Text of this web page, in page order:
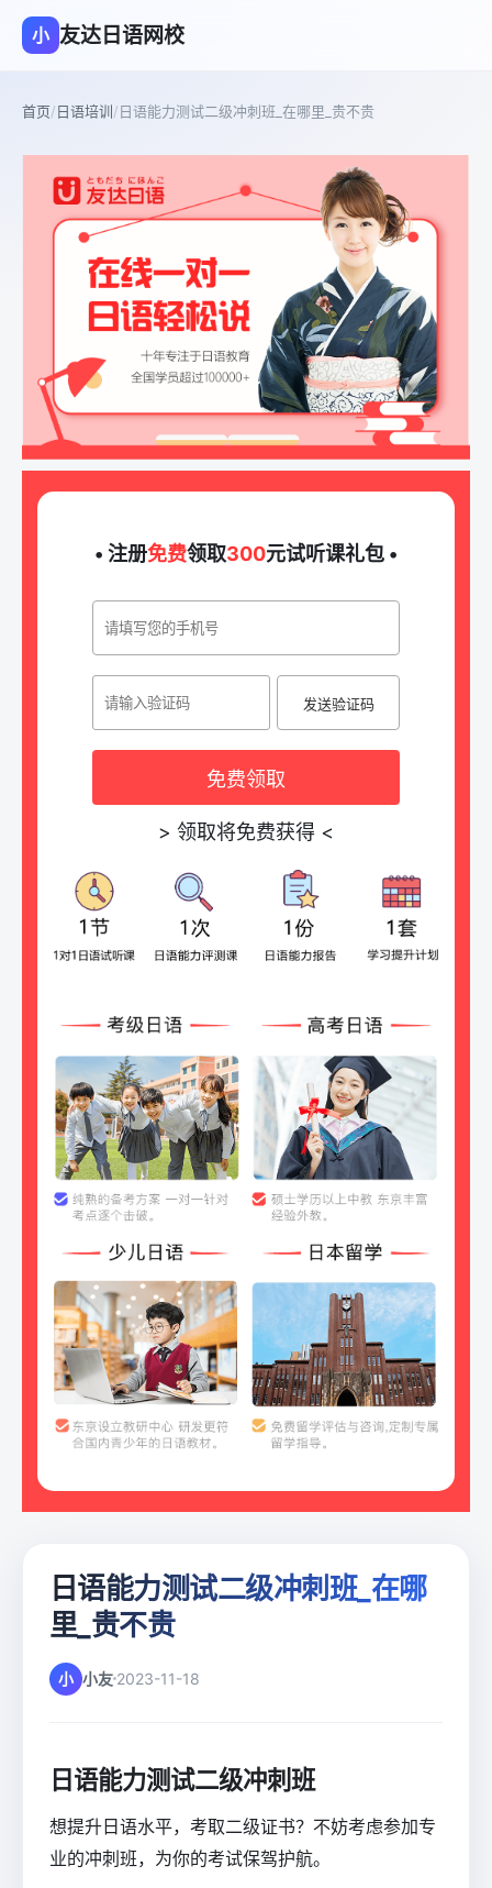
小 友达日语网校
首页/日语培训/日语能力测试二级冲刺班_在哪里_贵不贵
• 注册免费领取300元试听课礼包 •
发送验证码
免费领取
> 领取将免费获得 <
日语能力测试二级冲刺班_在哪
里_贵不贵
小 小友 2023-11-18
日语能力测试二级冲刺班
想提升日语水平，考取二级证书？不妨考虑参加专
业的冲刺班，为你的考试保驾护航。